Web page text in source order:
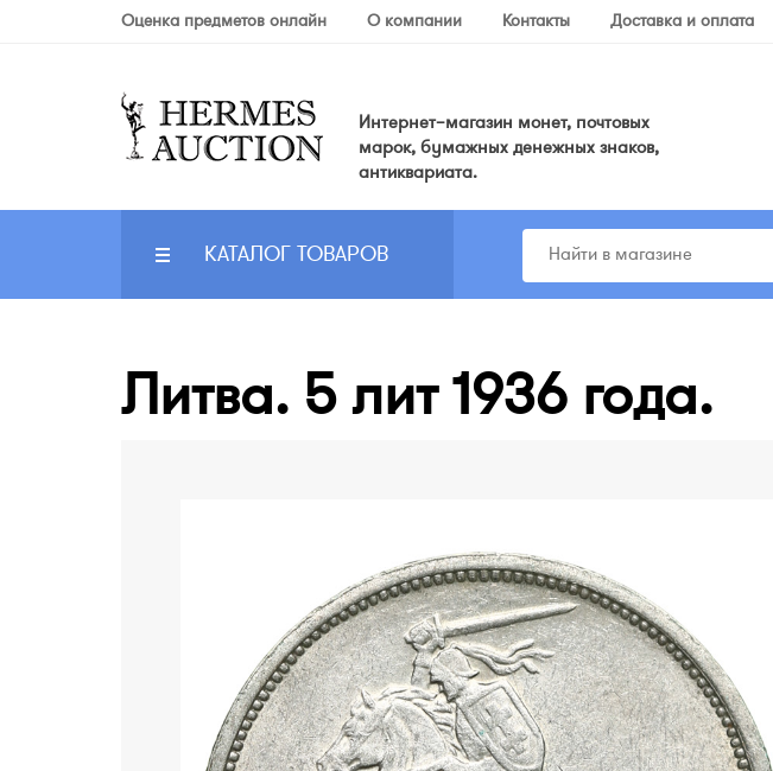
Оценка предметов онлайн О компании Контакты Доставка и оплата
Интернет–магазин монет, почтовых
марок, бумажных денежных знаков,
антиквариата.
КАТАЛОГ ТОВАРОВ
Литва. 5 лит 1936 года.